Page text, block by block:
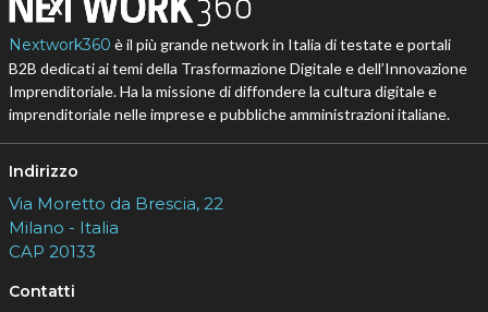
Nextwork360 è il più grande network in Italia di testate e portali
B2B dedicati ai temi della Trasformazione Digitale e dell’Innovazione
Imprenditoriale. Ha la missione di diffondere la cultura digitale e
imprenditoriale nelle imprese e pubbliche amministrazioni italiane.
Indirizzo
Via Moretto da Brescia, 22
Milano - Italia
CAP 20133
Contatti